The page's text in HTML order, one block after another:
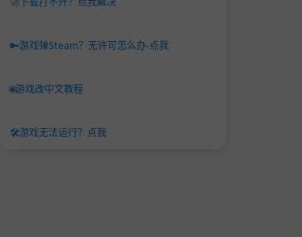
🔑游戏弹Steam？无许可怎么办-点我
🌐游戏改中文教程
🛠️游戏无法运行？点我